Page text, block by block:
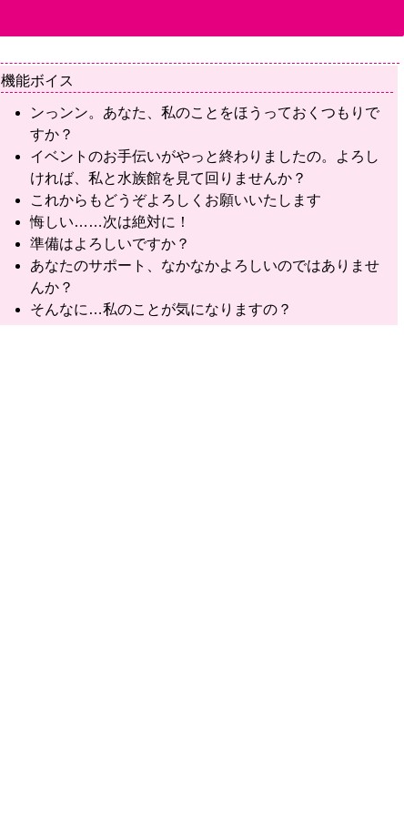
機能ボイス
ンっンン。あなた、私のことをほうっておくつもりで
すか？
イベントのお手伝いがやっと終わりましたの。よろし
ければ、私と水族館を見て回りませんか？
これからもどうぞよろしくお願いいたします
悔しい……次は絶対に！
準備はよろしいですか？
あなたのサポート、なかなかよろしいのではありませ
んか？
そんなに…私のことが気になりますの？